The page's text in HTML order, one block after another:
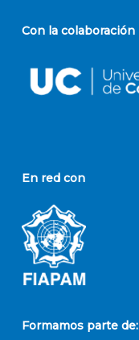
Con la colaboración
En red con
Formamos parte de: